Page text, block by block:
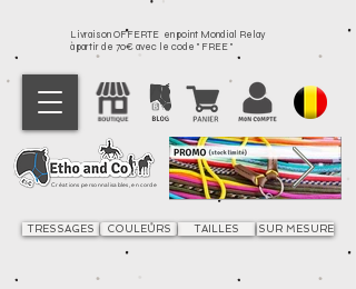
Livraison OFFERTE en point Mondial Relay
à partir de 70€ avec le code " FREE "
Créations personnalisables, en corde
TRESSAGES COULEURS TAILLES SUR MESURE